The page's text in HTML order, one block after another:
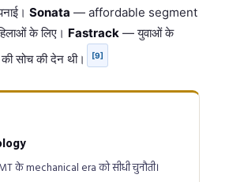
Sonata — affordable segment
के लिए। Fastrack — युवाओं के
सोच की देन थी।
[9]
के mechanical era को सीधी चुनौती।